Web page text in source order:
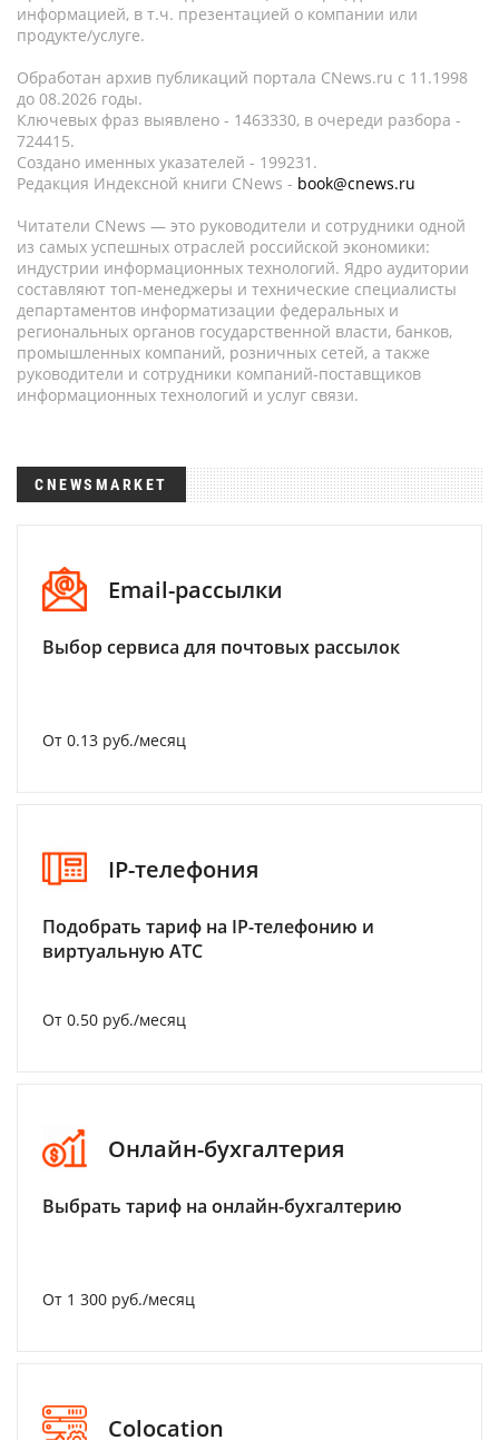
информацией, в т.ч. презентацией о компании или
продукте/услуге.
Обработан архив публикаций портала CNews.ru c 11.1998
до 08.2026 годы.
Ключевых фраз выявлено - 1463330, в очереди разбора -
724415.
Создано именных указателей - 199231.
Редакция Индексной книги CNews - book@cnews.ru
Читатели CNews — это руководители и сотрудники одной
из самых успешных отраслей российской экономики:
индустрии информационных технологий. Ядро аудитории
составляют топ-менеджеры и технические специалисты
департаментов информатизации федеральных и
региональных органов государственной власти, банков,
промышленных компаний, розничных сетей, а также
руководители и сотрудники компаний-поставщиков
информационных технологий и услуг связи.
CNEWSMARKET
Email-рассылки
Выбор сервиса для почтовых рассылок
От 0.13 руб./месяц
IP-телефония
Подобрать тариф на IP-телефонию и
виртуальную АТС
От 0.50 руб./месяц
Онлайн-бухгалтерия
Выбрать тариф на онлайн-бухгалтерию
От 1 300 руб./месяц
Colocation